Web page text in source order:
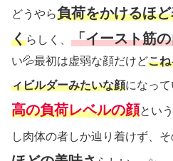
どうやら負荷をかけるほ
くらしく、 「イースト筋
い💦最初は虚弱な顔だけどこ
ィビルダーみたいな顔になっ
高の負荷レベルの顔とい
し肉体の者しか辿り着けず、そ